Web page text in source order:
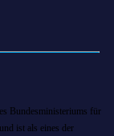
Bundesministeriums für
ist als eines der